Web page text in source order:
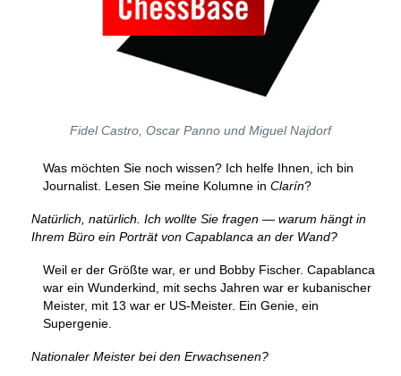
Fidel Castro, Oscar Panno und Miguel Najdorf
Was möchten Sie noch wissen? Ich helfe Ihnen, ich bin
Journalist. Lesen Sie meine Kolumne in Clarín?
Natürlich, natürlich. Ich wollte Sie fragen — warum hängt in
Ihrem Büro ein Porträt von Capablanca an der Wand?
Weil er der Größte war, er und Bobby Fischer. Capablanca
war ein Wunderkind, mit sechs Jahren war er kubanischer
Meister, mit 13 war er US-Meister. Ein Genie, ein
Supergenie.
Nationaler Meister bei den Erwachsenen?